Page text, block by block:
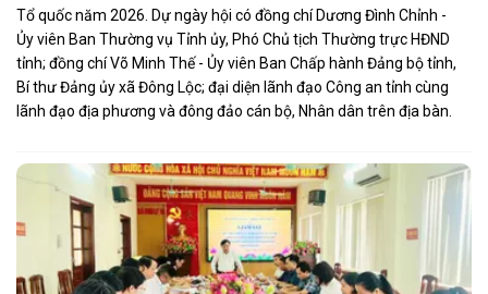
Tổ quốc năm 2026. Dự ngày hội có đồng chí Dương Đình Chỉnh -
Ủy viên Ban Thường vụ Tỉnh ủy, Phó Chủ tịch Thường trực HĐND
tỉnh; đồng chí Võ Minh Thế - Ủy viên Ban Chấp hành Đảng bộ tỉnh,
Bí thư Đảng ủy xã Đông Lộc; đại diện lãnh đạo Công an tỉnh cùng
lãnh đạo địa phương và đông đảo cán bộ, Nhân dân trên địa bàn.